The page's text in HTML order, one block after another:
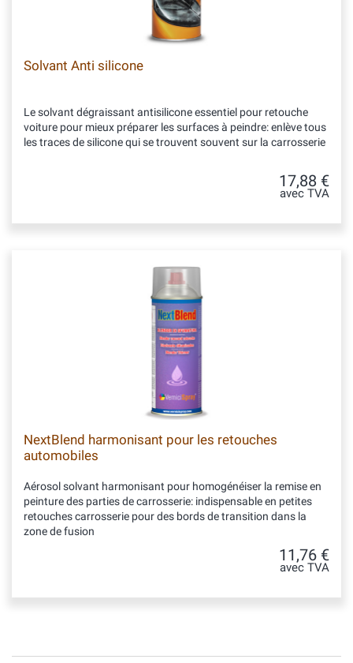
Solvant Anti silicone
Le solvant dégraissant antisilicone essentiel pour retouche
voiture pour mieux préparer les surfaces à peindre: enlève tous
les traces de silicone qui se trouvent souvent sur la carrosserie
17,88 €
avec TVA
NextBlend harmonisant pour les retouches
automobiles
Aérosol solvant harmonisant pour homogénéiser la remise en
peinture des parties de carrosserie: indispensable en petites
retouches carrosserie pour des bords de transition dans la
zone de fusion
11,76 €
avec TVA